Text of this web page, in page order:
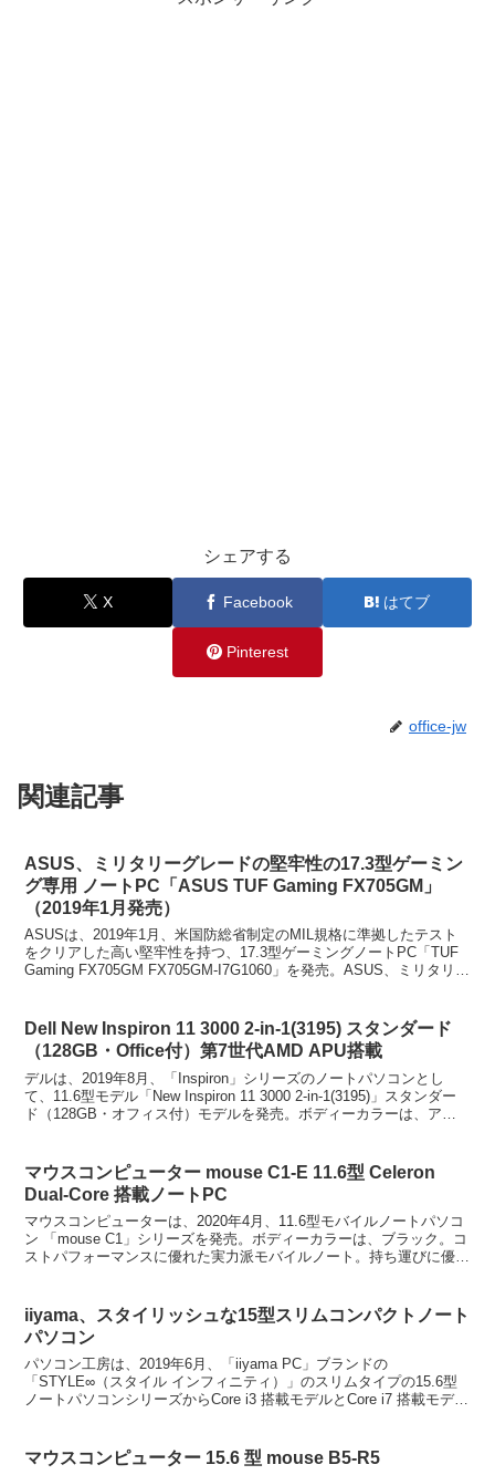
シェアする
X Facebook はてブ
Pinterest
office-jw
関連記事
ASUS、ミリタリーグレードの堅牢性の17.3型ゲーミン
グ専用 ノートPC「ASUS TUF Gaming FX705GM」
（2019年1月発売）
ASUSは、2019年1月、米国防総省制定のMIL規格に準拠したテスト
をクリアした高い堅牢性を持つ、17.3型ゲーミングノートPC「TUF
Gaming FX705GM FX705GM-I7G1060」を発売。ASUS、ミリタリー
Dell New Inspiron 11 3000 2-in-1(3195) スタンダード
（128GB・Office付）第7世代AMD APU搭載
デルは、2019年8月、「Inspiron」シリーズのノートパソコンとし
て、11.6型モデル「New Inspiron 11 3000 2-in-1(3195)」スタンダー
ド（128GB・オフィス付）モデルを発売。ボディーカラーは、アー
マウスコンピューター mouse C1-E 11.6型 Celeron
Dual-Core 搭載ノートPC
マウスコンピューターは、2020年4月、11.6型モバイルノートパソコ
ン 「mouse C1」シリーズを発売。ボディーカラーは、ブラック。コ
ストパフォーマンスに優れた実力派モバイルノート。持ち運びに優れ
iiyama、スタイリッシュな15型スリムコンパクトノート
パソコン
パソコン工房は、2019年6月、「iiyama PC」ブランドの
「STYLE∞（スタイル インフィニティ）」のスリムタイプの15.6型
ノートパソコンシリーズからCore i3 搭載モデルとCore i7 搭載モデル
マウスコンピューター 15.6 型 mouse B5-R5